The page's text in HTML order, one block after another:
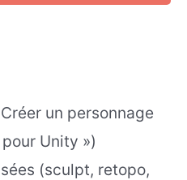
un personnage
Unity »)
(sculpt, retopo,